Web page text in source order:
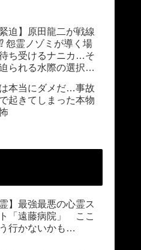
緊迫】原田龍二が戦線
怨霊ノゾミが導く場
ち受けるナニカ…そ
られる水際の選択…
本当にダメだ…事故
起きてしまった本物
霊】最強最悪の心霊ス
「遠藤病院」 ここ
行かないかも…